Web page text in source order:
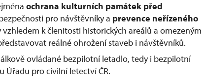
ochrana kulturních památek před
pro návštěvníky a prevence neřízeného
vzhledem k členitosti historických areálů a omezeným
reálné ohrožení staveb i návštěvníků.
ovládané bezpilotní letadlo, tedy i bezpilotní
Úřadu pro civilní letectví ČR.